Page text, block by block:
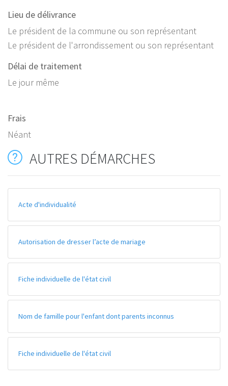
Lieu de délivrance
Le président de la commune ou son représentant
Le président de l'arrondissement ou son représentant
Délai de traitement
Le jour même
Frais
Néant
AUTRES DÉMARCHES
Acte d'individualité
Autorisation de dresser l’acte de mariage
Fiche individuelle de l'état civil
Nom de famille pour l'enfant dont parents inconnus
Fiche individuelle de l'état civil